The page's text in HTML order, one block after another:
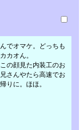
んでオマケ。どっちも
カカオん。
この顔見た内装工のお
兄さんやたら高速でお
帰りに。ほほ。